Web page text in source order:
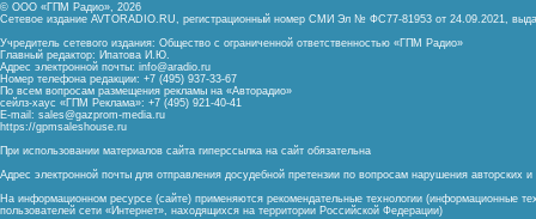
© ООО «ГПМ Радио», 2026
Сетевое издание AVTORADIO.RU, регистрационный номер СМИ Эл № ФС77-81953 от 24.09.2021,
Учредитель сетевого издания: Общество с ограниченной ответственностью «ГПМ Радио»
Главный редактор: Ипатова И.Ю.
Адрес электронной почты: info@aradio.ru
Номер телефона редакции: +7 (495) 937-33-67
По всем вопросам размещения рекламы на «Авторадио»
сейлз-хаус «ГПМ Реклама»: +7 (495) 921-40-41
E-mail: sales@gazprom-media.ru
https://gpmsaleshouse.ru
При использовании материалов сайта гиперссылка на сайт обязательна
Адрес электронной почты для отправления досудебной претензии по вопросам нарушения авторских
На информационном ресурсе (сайте) применяются рекомендательные технологии (информационные
пользователей сети «Интернет», находящихся на территории Российской Федерации)